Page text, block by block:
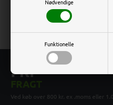
Nødvendige
Funktionelle
Synligt Mål: 8 x A5 (14,8 x 21
FRI
FRAGT
Ved køb over 800 kr. ex .moms eller